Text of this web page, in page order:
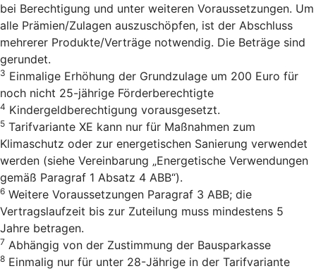
bei Berechtigung und unter weiteren Voraussetzungen. Um
alle Prämien/Zulagen auszuschöpfen, ist der Abschluss
mehrerer Produkte/Verträge notwendig. Die Beträge sind
gerundet.
3 Einmalige Erhöhung der Grundzulage um 200 Euro für
noch nicht 25-jährige Förderberechtigte
4 Kindergeldberechtigung vorausgesetzt.
5 Tarifvariante XE kann nur für Maßnahmen zum
Klimaschutz oder zur energetischen Sanierung verwendet
werden (siehe Vereinbarung „Energetische Verwendungen
gemäß Paragraf 1 Absatz 4 ABB“).
6 Weitere Voraussetzungen Paragraf 3 ABB; die
Vertragslaufzeit bis zur Zuteilung muss mindestens 5
Jahre betragen.
7 Abhängig von der Zustimmung der Bausparkasse
8 Einmalig nur für unter 28-Jährige in der Tarifvariante